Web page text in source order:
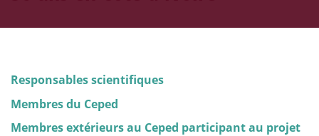
Responsables scientifiques
Membres du Ceped
Membres extérieurs au Ceped participant au projet